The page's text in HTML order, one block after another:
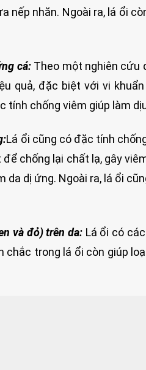
nếp nhăn. Ngoài ra, lá ổi
cá:Theo một nghiên cứu
quả, đặc biệt với vi
tính chống viêm giúp làm
Lá ổi cũng có đặc tính
chống lại chất lạ, gây
da dị ứng. Ngoài ra, lá ổi
và đỏ) trên da:Lá ổi có các
chắc trong lá ổi còn giúp